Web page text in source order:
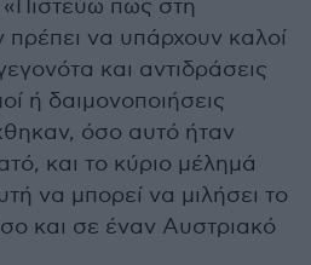
«Πιστεύω πως στη
να υπάρχουν καλοί
και αντιδράσεις
ή δαιμονοποιήσεις
όσο αυτό ήταν
και το κύριο μέλημά
να μπορεί να μιλήσει το
και σε έναν Αυστριακό